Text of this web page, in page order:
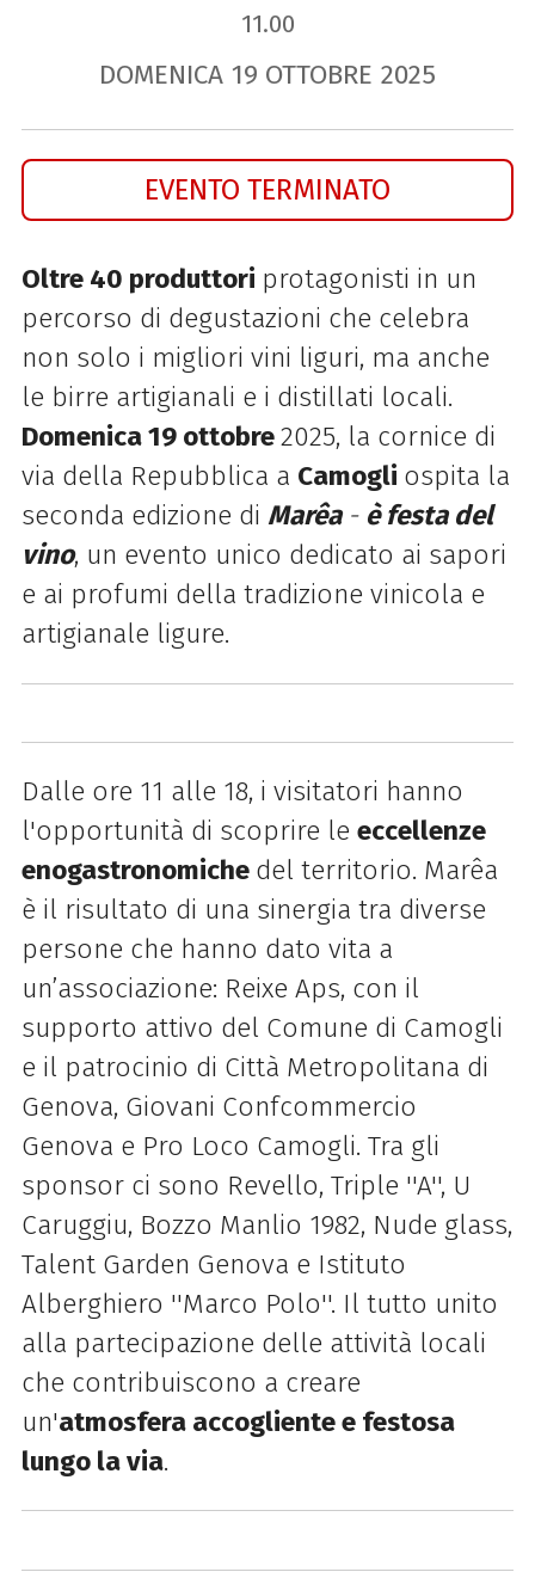
11.00
DOMENICA 19 OTTOBRE 2025
EVENTO TERMINATO
Oltre 40 produttori protagonisti in un
percorso di degustazioni che celebra
non solo i migliori vini liguri, ma anche
le birre artigianali e i distillati locali.
Domenica 19 ottobre2025, la cornice di
via della Repubblica a Camogli ospita la
seconda edizione di Marêa - è festa del
vino, un evento unico dedicato ai sapori
e ai profumi della tradizione vinicola e
artigianale ligure.
Dalle ore 11 alle 18, i visitatori hanno
l'opportunità di scoprire le eccellenze
enogastronomiche del territorio. Marêa
è il risultato di una sinergia tra diverse
persone che hanno dato vita a
un’associazione: Reixe Aps, con il
supporto attivo del Comune di Camogli
e il patrocinio di Città Metropolitana di
Genova, Giovani Confcommercio
Genova e Pro Loco Camogli. Tra gli
sponsor ci sono Revello, Triple ''A'', U
Caruggiu, Bozzo Manlio 1982, Nude glass,
Talent Garden Genova e Istituto
Alberghiero ''Marco Polo''. Il tutto unito
alla partecipazione delle attività locali
che contribuiscono a creare
un'atmosfera accogliente e festosa
lungo la via.